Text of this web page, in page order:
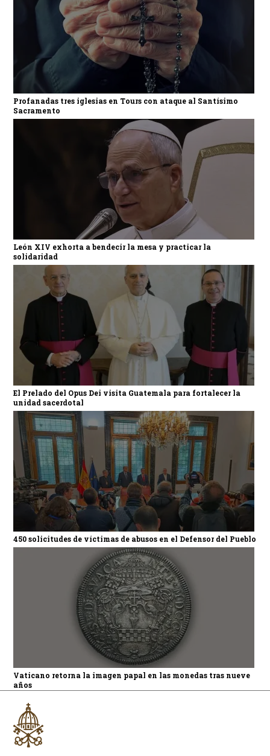
Profanadas tres iglesias en Tours con ataque al Santísimo
Sacramento
León XIV exhorta a bendecir la mesa y practicar la
solidaridad
El Prelado del Opus Dei visita Guatemala para fortalecer la
unidad sacerdotal
450 solicitudes de víctimas de abusos en el Defensor del Pueblo
Vaticano retorna la imagen papal en las monedas tras nueve
años